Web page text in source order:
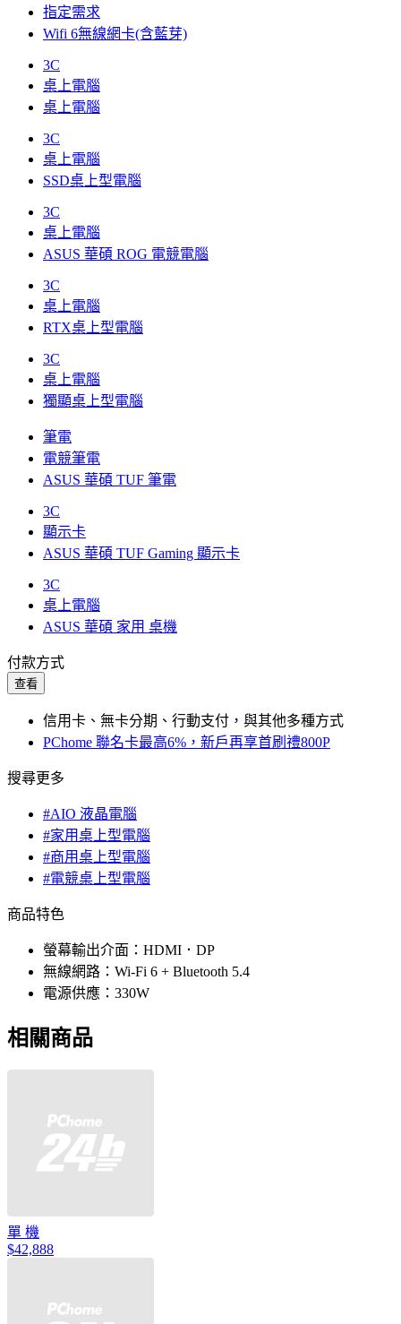
指定需求
Wifi 6無線網卡(含藍芽)
3C
桌上電腦
桌上電腦
3C
桌上電腦
SSD桌上型電腦
3C
桌上電腦
ASUS 華碩 ROG 電競電腦
3C
桌上電腦
RTX桌上型電腦
3C
桌上電腦
獨顯桌上型電腦
筆電
電競筆電
ASUS 華碩 TUF 筆電
3C
顯示卡
ASUS 華碩 TUF Gaming 顯示卡
3C
桌上電腦
ASUS 華碩 家用 桌機
付款方式
查看
信用卡、無卡分期、行動支付，與其他多種方式
PChome 聯名卡最高6%，新戶再享首刷禮800P
搜尋更多
#AIO 液晶電腦
#家用桌上型電腦
#商用桌上型電腦
#電競桌上型電腦
商品特色
螢幕輸出介面：HDMI．DP
無線網路：Wi-Fi 6 + Bluetooth 5.4
電源供應：330W
相關商品
單 機
$42,888